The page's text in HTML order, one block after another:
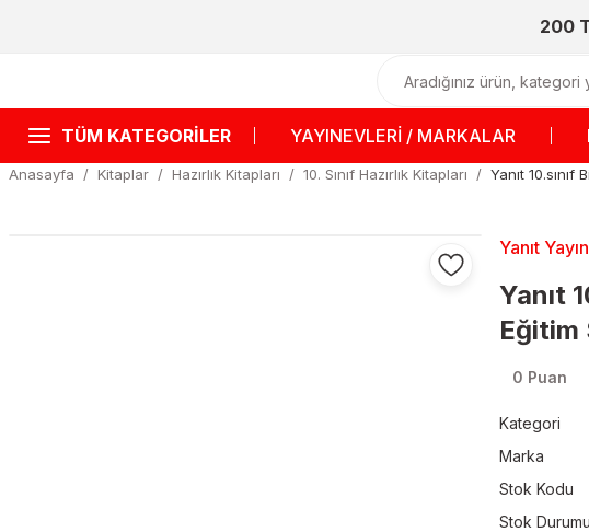
200
TÜM KATEGORİLER YAYINEVLERİ / MARKALAR
Anasayfa Kitaplar Hazırlık Kitapları 10. Sınıf Hazırlık Kitapları Yanıt 10.sınıf
Yanıt
Yanıt
Eğitim
0 Puan
Kategori
Marka
Stok Kodu
Stok Durumu